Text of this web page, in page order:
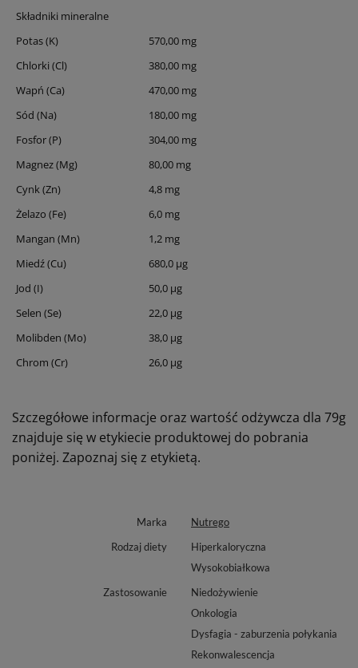
Składniki mineralne
Potas (K)
570,00 mg
Chlorki (Cl)
380,00 mg
Wapń (Ca)
470,00 mg
Sód (Na)
180,00 mg
Fosfor (P)
304,00 mg
Magnez (Mg)
80,00 mg
Cynk (Zn)
4,8 mg
Żelazo (Fe)
6,0 mg
Mangan (Mn)
1,2 mg
Miedź (Cu)
680,0 µg
Jod (I)
50,0 µg
Selen (Se)
22,0 µg
Molibden (Mo)
38,0 µg
Chrom (Cr)
26,0 µg
Szczegółowe informacje oraz wartość odżywcza dla 79g
znajduje się w etykiecie produktowej do pobrania
poniżej. Zapoznaj się z etykietą.
Marka
Nutrego
Rodzaj diety
Hiperkaloryczna
Wysokobiałkowa
Zastosowanie
Niedożywienie
Onkologia
Dysfagia - zaburzenia połykania
Rekonwalescencja